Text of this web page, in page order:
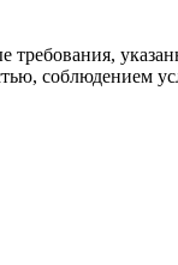
соблюдением